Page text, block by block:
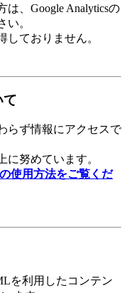
、Google Analyticsの
い。
しておりません。
て
らず情報にアクセスで
に努めています。
使用方法をご覧くだ
を利用したコンテン